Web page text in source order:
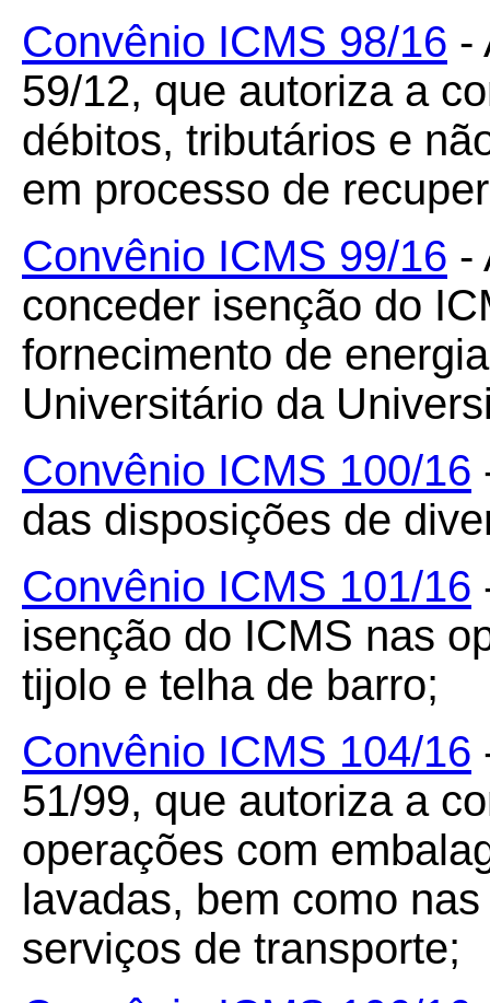
Convênio ICMS 98/16 -
59/12, que autoriza a
débitos, tributários e
em processo de
Convênio ICMS 99/16 -
conceder isenção do
fornecimento de
Universitário da
Convênio ICMS 100/16
das disposições de
Convênio ICMS 101/16
isenção do ICMS nas
tijolo e telha de barro;
Convênio ICMS 104/16
51/99, que autoriza a
operações com
lavadas, bem como
serviços de transporte;